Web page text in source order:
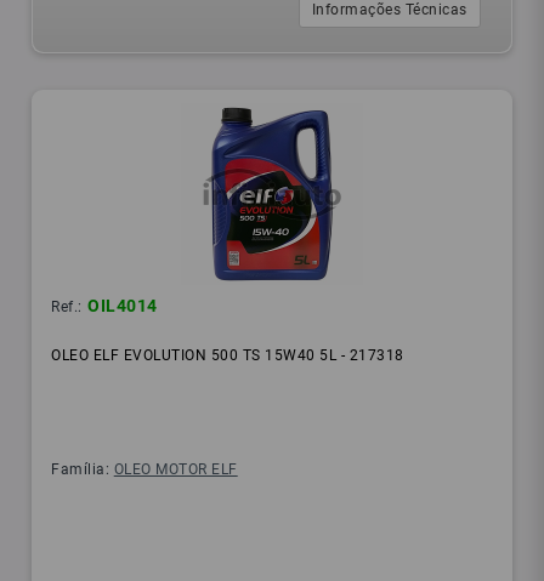
Informações Técnicas
Ref.: OIL4014
OLEO ELF EVOLUTION 500 TS 15W40 5L - 217318
Família: OLEO MOTOR ELF